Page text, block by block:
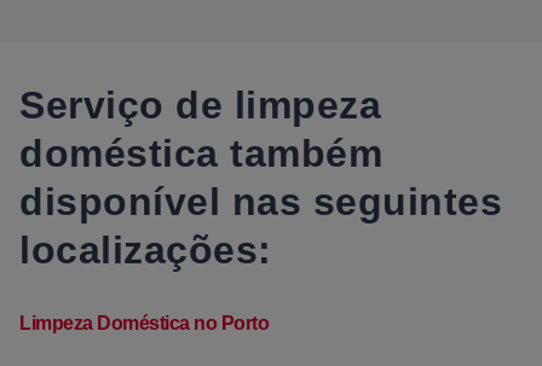
Serviço de limpeza
doméstica também
disponível nas seguintes
localizações:
Limpeza Doméstica no Porto